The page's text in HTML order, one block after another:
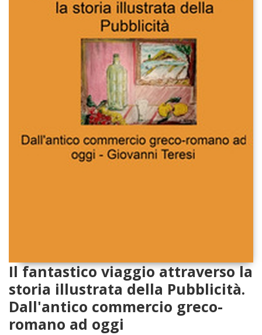
Il fantastico viaggio attraverso la
storia illustrata della Pubblicità.
Dall'antico commercio greco-
romano ad oggi